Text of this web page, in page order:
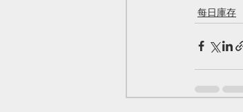
每日庫存